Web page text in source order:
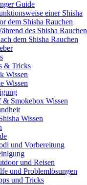
Guide
einer Shisha
dem Shisha Rauchen
des Shisha Rauchen
dem Shisha Rauchen
& Tricks
Wissen
Wissen
& Smokebox Wissen
Wissen
und Vorbereitung
und Reisen
und Problemlösungen
und Tricks